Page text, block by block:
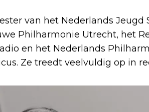
van het Nederlands Jeugd
Philharmonie Utrecht, het
en het Nederlands
Ze treedt veelvuldig op in